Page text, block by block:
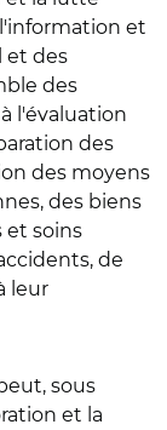
et
et des
des
l'évaluation
des
des moyens
des biens
et soins
de
leur
sous
et la